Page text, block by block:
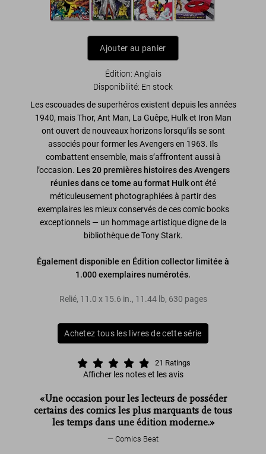
Ajouter au panier
Édition: Anglais
Disponibilité: En stock
Les escouades de superhéros existent depuis les années
1940, mais Thor, Ant Man, La Guêpe, Hulk et Iron Man
ont ouvert de nouveaux horizons lorsqu’ils se sont
associés pour former les Avengers en 1963. Ils
combattent ensemble, mais s’affrontent aussi à
l’occasion. Les 20 premières histoires des Avengers
réunies dans ce tome au format Hulkont été
méticuleusement photographiées à partir des
exemplaires les mieux conservés de ces comic books
exceptionnels — un hommage artistique digne de la
bibliothèque de Tony Stark.
Également disponible en Édition collector limitée à
1.000 exemplaires numérotés.
Relié, 11.0 x 15.6 in., 11.44 lb, 630 pages
Achetez tous les livres de cette série
21 Ratings
Afficher les notes et les avis
«Une occasion pour les lecteurs de posséder
certains des comics les plus marquants de tous
les temps dans une édition moderne.»
Comics Beat